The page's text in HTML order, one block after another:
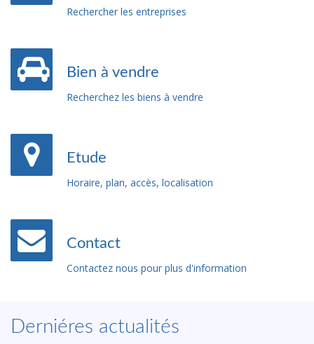
Rechercher les entreprises
Bien à vendre
Recherchez les biens à vendre
Etude
Horaire, plan, accès, localisation
Contact
Contactez nous pour plus d'information
Derniéres actualités